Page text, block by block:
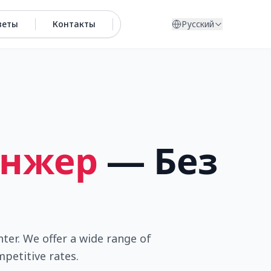
Контакты Русский
— Без
We offer a wide range of
rates.